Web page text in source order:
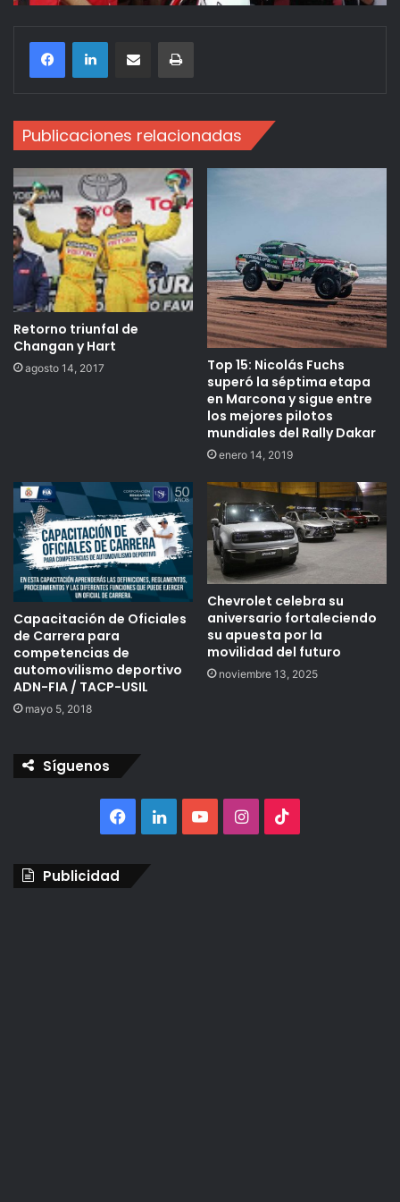
Compartir por correo electrónicoImprimir
Publicaciones relacionadas
Retorno triunfal de
Changan y Hart
agosto 14, 2017
Top 15: Nicolás Fuchs
superó la séptima etapa
en Marcona y sigue entre
los mejores pilotos
mundiales del Rally Dakar
enero 14, 2019
Capacitación de Oficiales
de Carrera para
competencias de
automovilismo deportivo
ADN-FIA / TACP-USIL
mayo 5, 2018
Chevrolet celebra su
aniversario fortaleciendo
su apuesta por la
movilidad del futuro
noviembre 13, 2025
Síguenos
Facebook
LinkedInYouTubeInstagram
Publicidad